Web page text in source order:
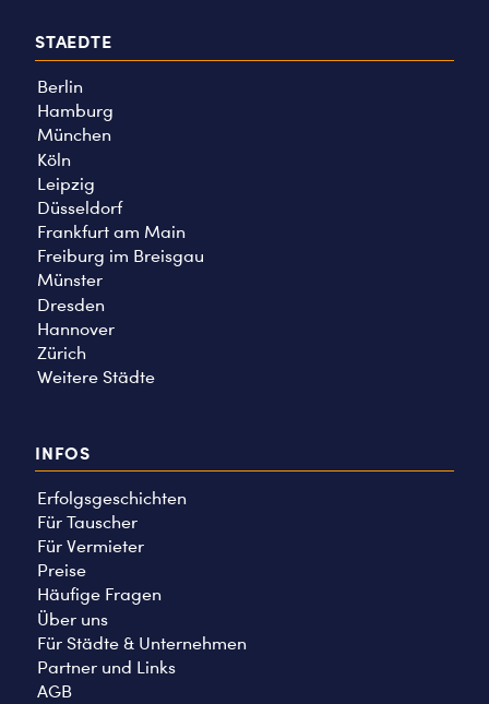
STAEDTE
Berlin
Hamburg
München
Köln
Leipzig
Düsseldorf
Frankfurt am Main
Freiburg im Breisgau
Münster
Dresden
Hannover
Zürich
Weitere Städte
INFOS
Erfolgsgeschichten
Für Tauscher
Für Vermieter
Preise
Häufige Fragen
Über uns
Für Städte & Unternehmen
Partner und Links
AGB